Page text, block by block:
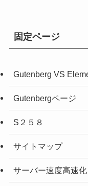
固定ページ
Gutenberg VS
Gutenbergページ
S２５８
サイトマップ
サーバー速度高速化